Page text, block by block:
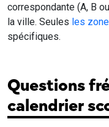
correspondante (A, B
la ville. Seules les
spécifiques.
Questions
calendrier